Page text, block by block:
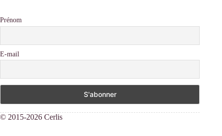
Prénom
E-mail
© 2015-2026 Cerlis